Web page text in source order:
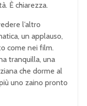
È chiarezza.
l’altro
un applauso,
come nei film.
tranquilla, una
che dorme al
uno zaino pronto